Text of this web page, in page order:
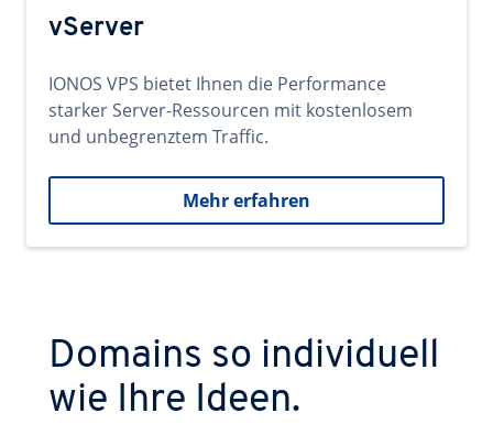
vServer
IONOS VPS bietet Ihnen die Performance
starker Server-Ressourcen mit kostenlosem
und unbegrenztem Traffic.
Mehr erfahren
Domains so individuell
wie Ihre Ideen.